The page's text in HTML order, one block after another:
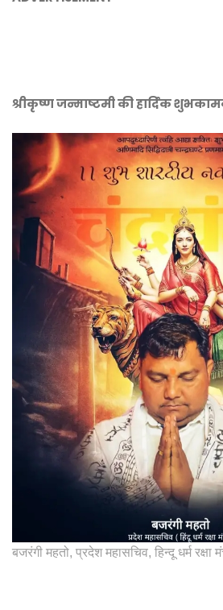
श्रीकृष्ण जन्माष्टमी की हार्दिक
बजरंगी महतो, प्रदेश महासचिव, हिन्दू धर्म